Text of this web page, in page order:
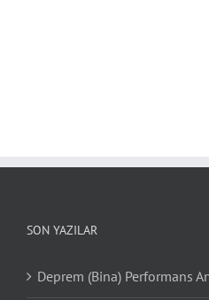
SON YAZILAR
Deprem (Bina) Performans